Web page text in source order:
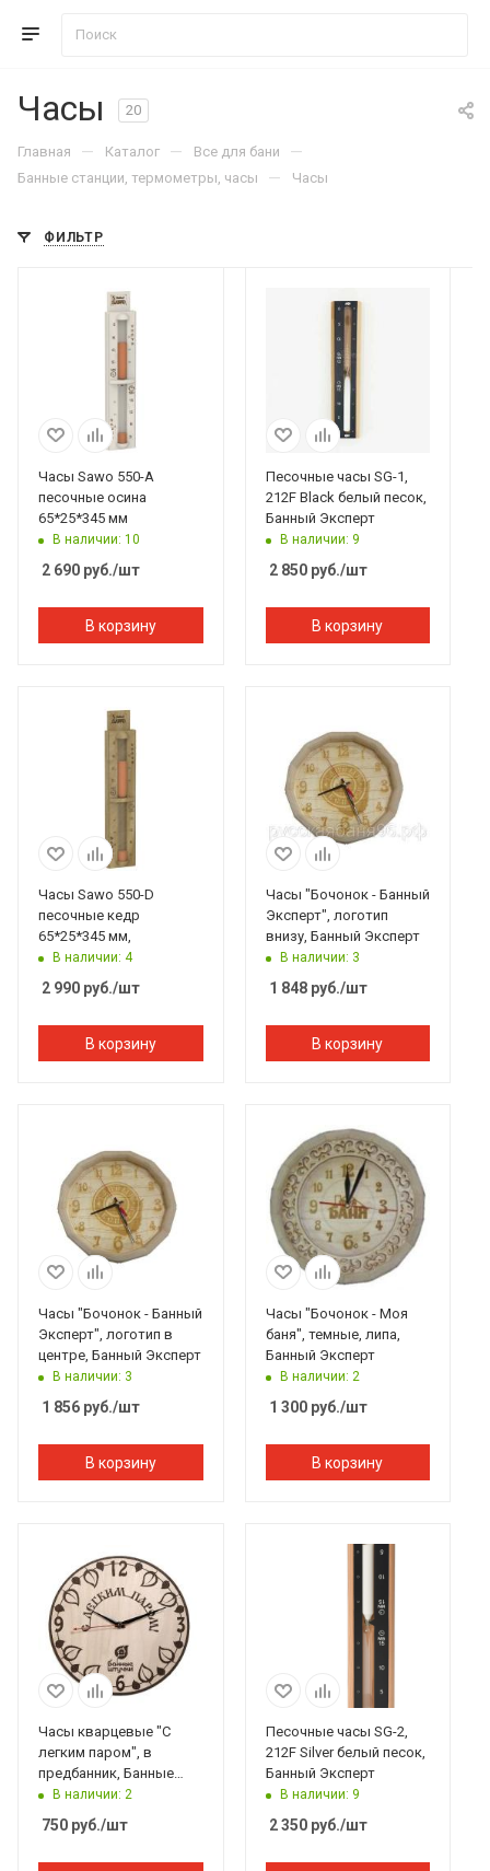
Часы 20
Главная — Каталог — Все для бани —
Банные станции, термометры, часы — Часы
ФИЛЬТР
Часы Sawo 550-A
песочные осина
65*25*345 мм
В наличии: 10
2 690 руб./шт
В корзину
Песочные часы SG-1,
212F Black белый песок,
Банный Эксперт
В наличии: 9
2 850руб./шт
В корзину
Часы Sawo 550-D
песочные кедр
65*25*345 мм,
В наличии: 4
2 990 руб./шт
В корзину
Часы "Бочонок - Банный
Эксперт", логотип
внизу, Банный Эксперт
В наличии: 3
1 848руб./шт
В корзину
Часы "Бочонок - Банный
Эксперт", логотип в
центре, Банный Эксперт
В наличии: 3
1 856 руб./шт
В корзину
Часы "Бочонок - Моя
баня", темные, липа,
Банный Эксперт
В наличии: 2
1 300руб./шт
В корзину
Часы кварцевые "С
легким паром", в
предбанник, Банные
штучки#
В наличии: 2
750 руб./шт
Песочные часы SG-2,
212F Silver белый песок,
Банный Эксперт
В наличии: 9
2 350руб./шт